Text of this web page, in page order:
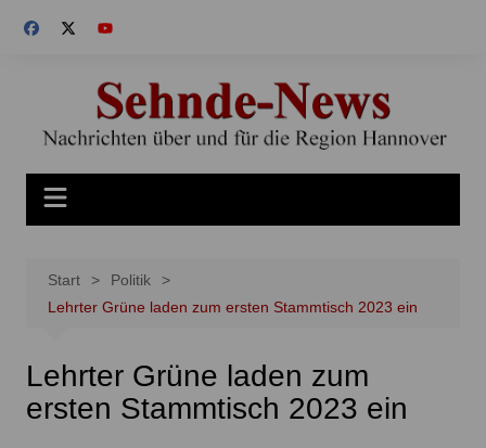
Inhalt
Start
Politik
Lehrter Grüne laden zum ersten Stammtisch 2023 ein
Lehrter Grüne laden zum
ersten Stammtisch 2023 ein